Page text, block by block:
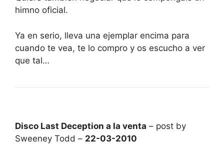
himno oficial.
Ya en serio, lleva una ejemplar encima para
cuando te vea, te lo compro y os escucho a ver
que tal…
Disco Last Deception a la venta – post by
Sweeney Todd – 22-03-2010